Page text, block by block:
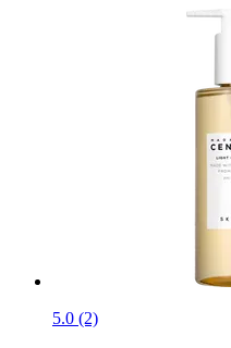
5.0 (2)